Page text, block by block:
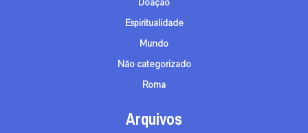
Espiritualidade
Mundo
Não categorizado
Roma
Arquivos